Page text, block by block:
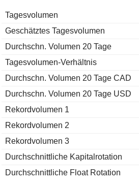
Tagesvolumen
Geschätztes Tagesvolumen
Durchschn. Volumen 20 Tage
Tagesvolumen-Verhältnis
Durchschn. Volumen 20 Tage CAD
Durchschn. Volumen 20 Tage USD
Rekordvolumen 1
Rekordvolumen 2
Rekordvolumen 3
Durchschnittliche Kapitalrotation
Durchschnittliche Float Rotation